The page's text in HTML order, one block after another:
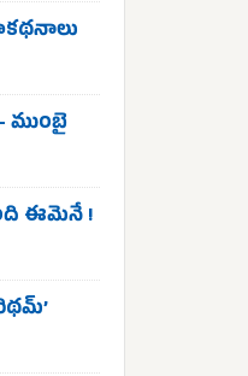
ముంబై
ఈమెనే !